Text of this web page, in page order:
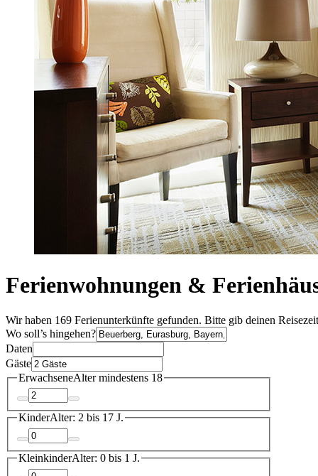
Ferienwohnungen &
Wir haben 169 Ferienunterkünfte gefunden. Bitte gib deinen
Wo soll’s hingehen?
Daten
Gäste
ErwachseneAlter mindestens 18
KinderAlter: 2 bis 17 J.
KleinkinderAlter: 0 bis 1 J.